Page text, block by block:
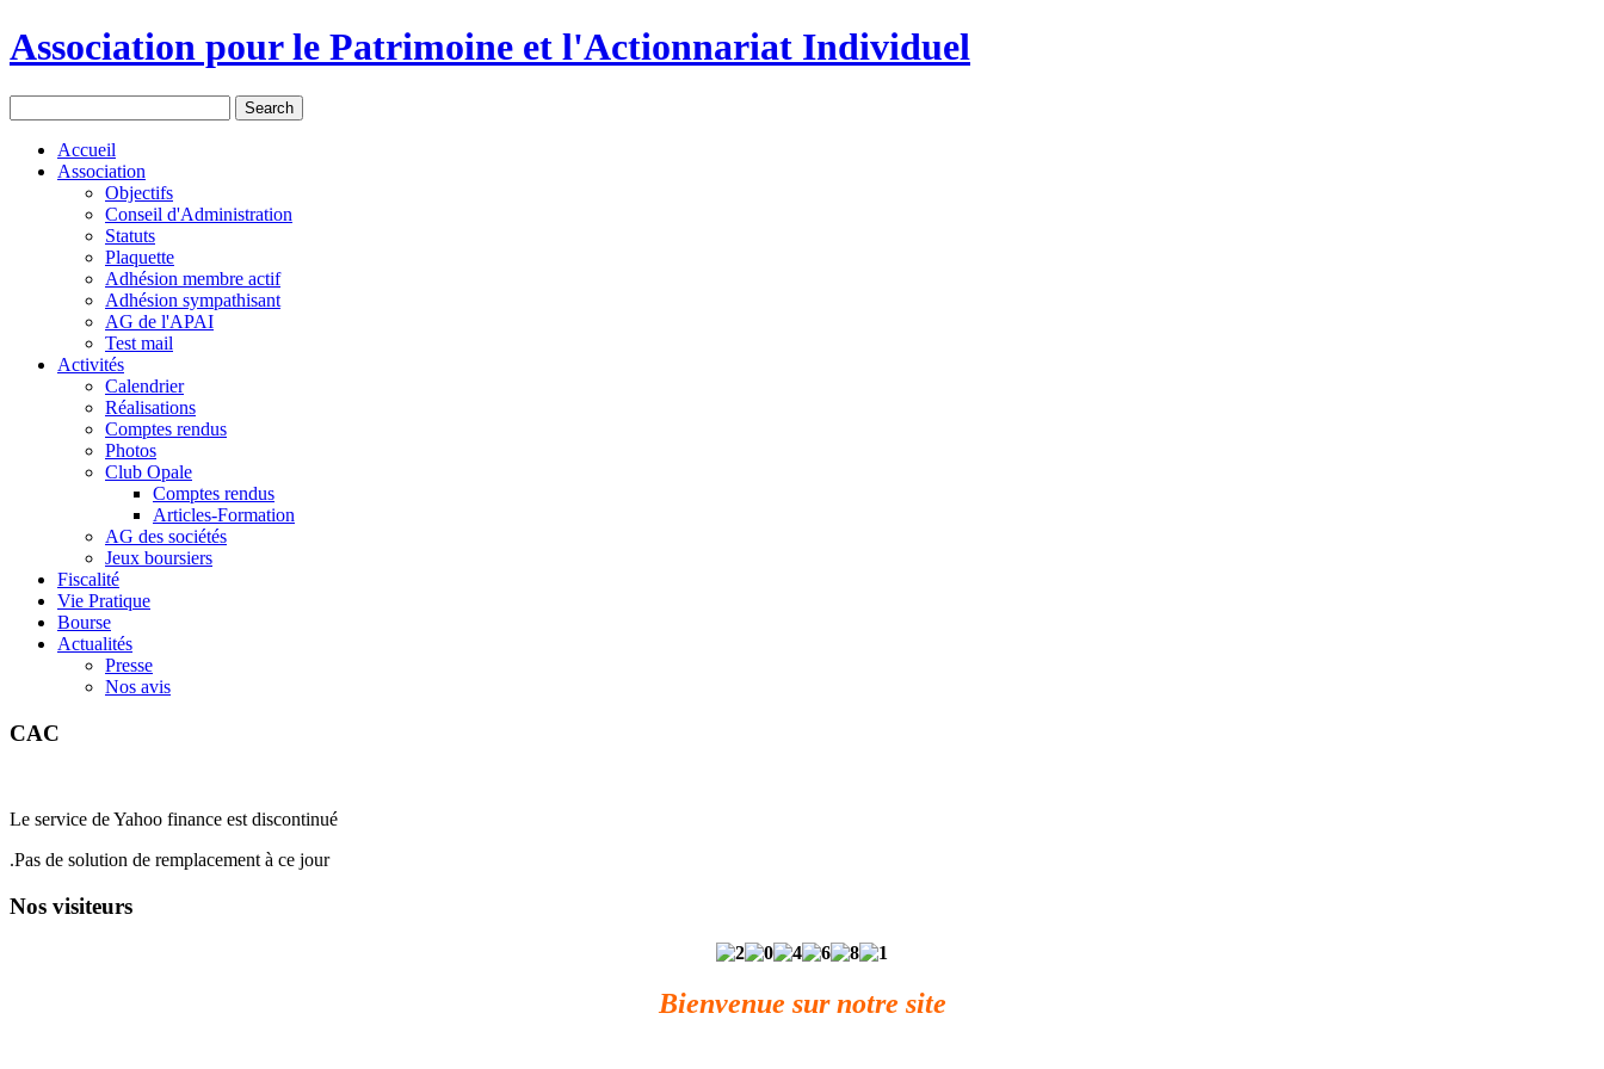
Association pour le Patrimoine et l'Actionnariat Individuel
Accueil
Association
Objectifs
Conseil d'Administration
Statuts
Plaquette
Adhésion membre actif
Adhésion sympathisant
AG de l'APAI
Test mail
Activités
Calendrier
Réalisations
Comptes rendus
Photos
Club Opale
Comptes rendus
Articles-Formation
AG des sociétés
Jeux boursiers
Fiscalité
Vie Pratique
Bourse
Actualités
Presse
Nos avis
CAC
Le service de Yahoo finance est discontinué
.Pas de solution de remplacement à ce jour
Nos visiteurs
Bienvenue sur notre site